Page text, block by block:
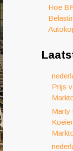
Hoe
Prijs
Marty